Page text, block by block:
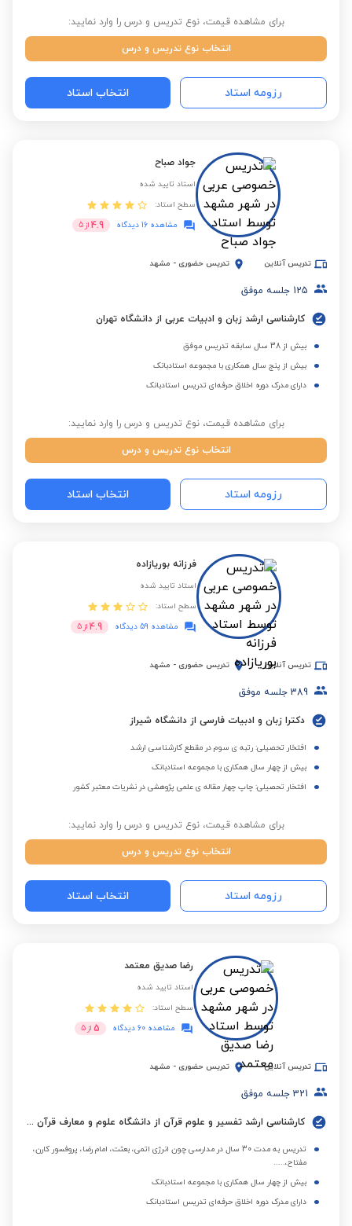
برای مشاهده قیمت، نوع تدریس و درس را وارد نمایید:
انتخاب نوع تدریس و درس
رزومه استاد انتخاب استاد
جواد صباح
استاد تایید شده
سطح استاد:
مشاهده 16 دیدگاه
4.9 از 5
تدریس آنلاین تدریس حضوری - مشهد
125 جلسه موفق
کارشناسی ارشد زبان و ادبیات عربی از دانشگاه تهران
بیش از 38 سال سابقه تدریس موفق
بیش از پنج سال همکاری با مجموعه استادبانک
دارای مدرک دوره اخلاق حرفه‌ای تدریس استادبانک
برای مشاهده قیمت، نوع تدریس و درس را وارد نمایید:
انتخاب نوع تدریس و درس
رزومه استاد انتخاب استاد
فرزانه بوریازاده
استاد تایید شده
سطح استاد:
مشاهده 59 دیدگاه
4.9 از 5
تدریس آنلاین تدریس حضوری - مشهد
389 جلسه موفق
دکترا زبان و ادبیات فارسی از دانشگاه شیراز
افتخار تحصیلی: رتبه ی سوم در مقطع کارشناسی ارشد
بیش از چهار سال همکاری با مجموعه استادبانک
افتخار تحصیلی: چاپ چهار مقاله ی علمی پژوهشی در نشریات معتبر کشور
برای مشاهده قیمت، نوع تدریس و درس را وارد نمایید:
انتخاب نوع تدریس و درس
رزومه استاد انتخاب استاد
رضا صدیق معتمد
استاد تایید شده
سطح استاد:
مشاهده 60 دیدگاه
5 از 5
تدریس آنلاین تدریس حضوری - مشهد
321 جلسه موفق
کارشناسی ارشد تفسیر و علوم قرآن از دانشگاه علوم و معارف قرآن کریم
تدریس به مدت 30 سال در مدارسی چون انرژی اتمی، بعثت، امام رضا، پروفسور کارن،
مفتاح،.....
بیش از چهار سال همکاری با مجموعه استادبانک
دارای مدرک دوره اخلاق حرفه‌ای تدریس استادبانک